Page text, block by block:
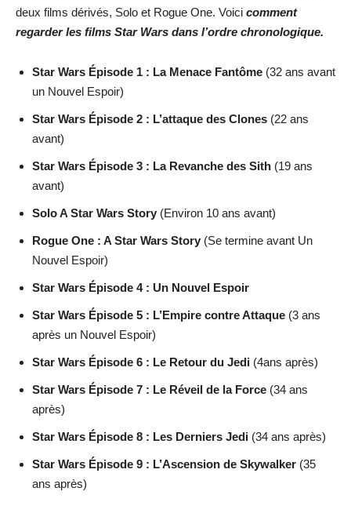
deux films dérivés, Solo et Rogue One. Voici comment
regarder les films Star Wars dans l’ordre chronologique.
Star Wars Épisode 1 : La Menace Fantôme (32 ans avant
un Nouvel Espoir)
Star Wars Épisode 2 : L’attaque des Clones (22 ans
avant)
Star Wars Épisode 3 : La Revanche des Sith (19 ans
avant)
Solo A Star Wars Story (Environ 10 ans avant)
Rogue One : A Star Wars Story (Se termine avant Un
Nouvel Espoir)
Star Wars Épisode 4 : Un Nouvel Espoir
Star Wars Épisode 5 : L’Empire contre Attaque (3 ans
après un Nouvel Espoir)
Star Wars Épisode 6 : Le Retour du Jedi (4ans après)
Star Wars Épisode 7 : Le Réveil de la Force (34 ans
après)
Star Wars Épisode 8 : Les Derniers Jedi (34 ans après)
Star Wars Épisode 9 : L’Ascension de Skywalker (35
ans après)